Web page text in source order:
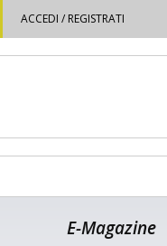
ACCEDI / REGISTRATI
E-Magazine